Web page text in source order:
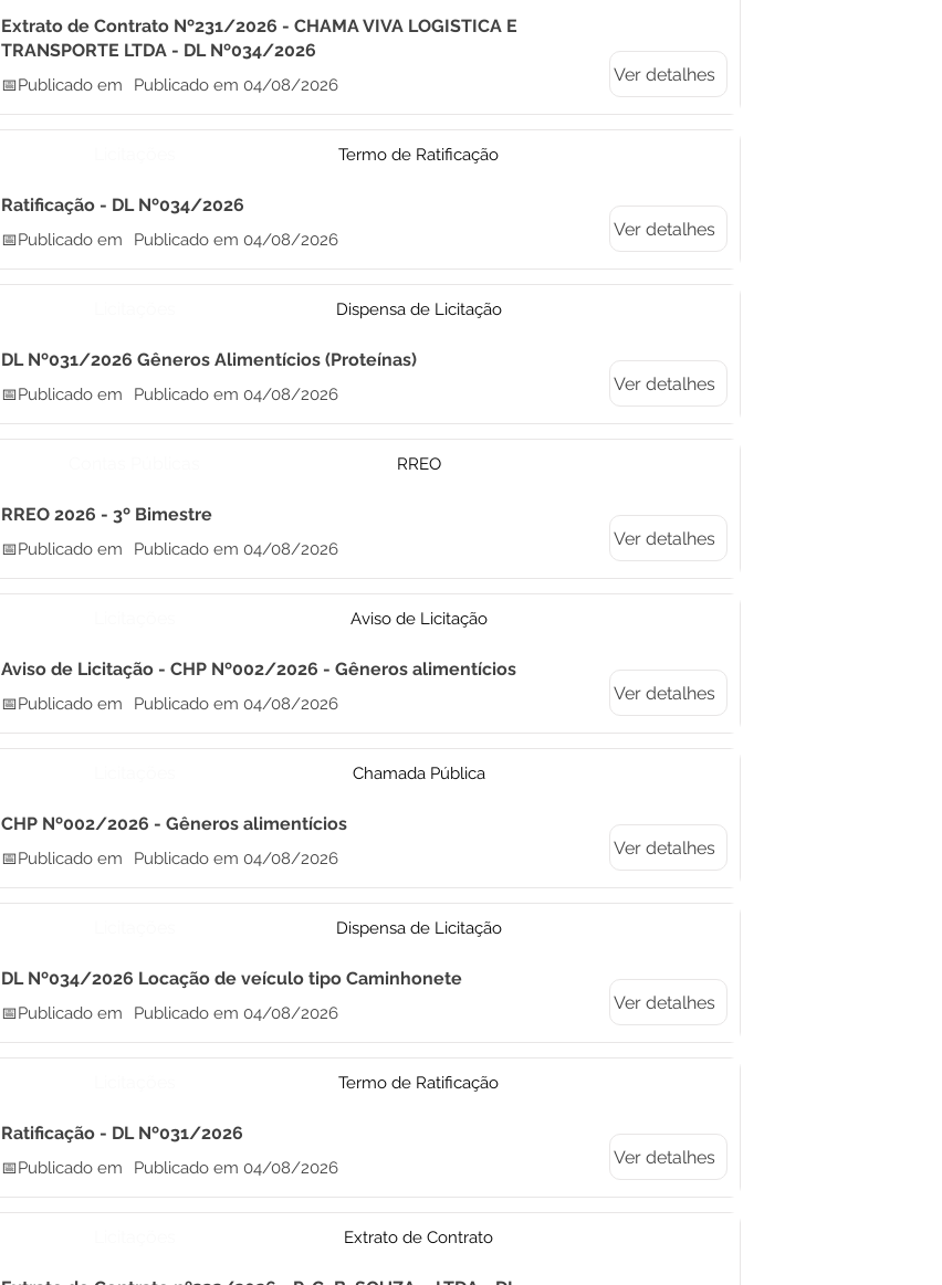
Extrato de Contrato Nº231/2026 - CHAMA VIVA LOGISTICA E
TRANSPORTE LTDA - DL Nº034/2026
📅Publicado em Publicado em 04/08/2026
Ver detalhes
Termo de Ratificação
Ratificação - DL Nº034/2026
📅Publicado em Publicado em 04/08/2026
Ver detalhes
Dispensa de Licitação
DL Nº031/2026 Gêneros Alimentícios (Proteínas)
📅Publicado em Publicado em 04/08/2026
Ver detalhes
RREO
RREO 2026 - 3º Bimestre
📅Publicado em Publicado em 04/08/2026
Ver detalhes
Aviso de Licitação
Aviso de Licitação - CHP Nº002/2026 - Gêneros alimentícios
📅Publicado em Publicado em 04/08/2026
Ver detalhes
Chamada Pública
CHP Nº002/2026 - Gêneros alimentícios
📅Publicado em Publicado em 04/08/2026
Ver detalhes
Dispensa de Licitação
DL Nº034/2026 Locação de veículo tipo Caminhonete
📅Publicado em Publicado em 04/08/2026
Ver detalhes
Termo de Ratificação
Ratificação - DL Nº031/2026
📅Publicado em Publicado em 04/08/2026
Ver detalhes
Extrato de Contrato